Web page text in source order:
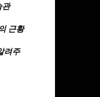
관
근황
려주